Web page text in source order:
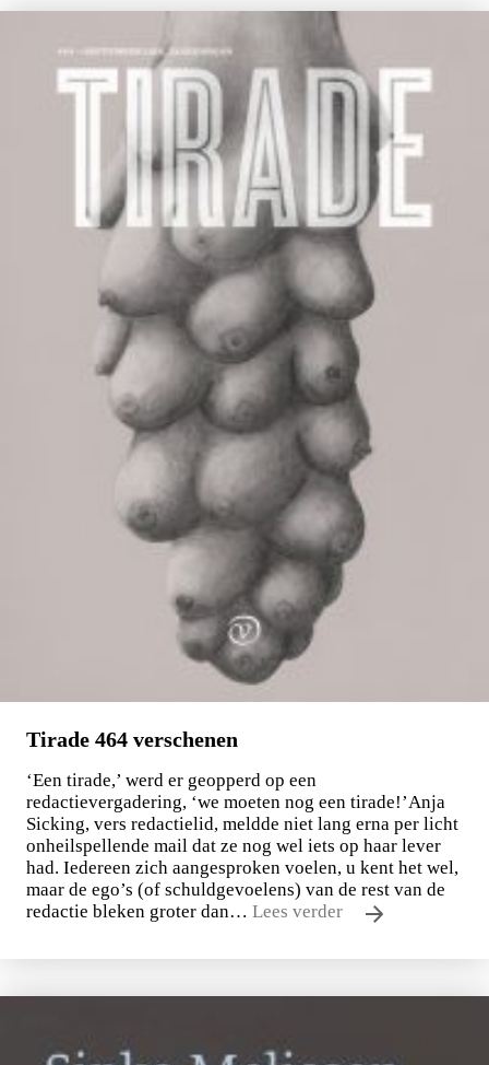
Tirade 464 verschenen
‘Een tirade,’ werd er geopperd op een
redactievergadering, ‘we moeten nog een tirade!’Anja
Sicking, vers redactielid, meldde niet lang erna per licht
onheilspellende mail dat ze nog wel iets op haar lever
had. Iedereen zich aangesproken voelen, u kent het wel,
maar de ego’s (of schuldgevoelens) van de rest van de
redactie bleken groter dan… Lees verder